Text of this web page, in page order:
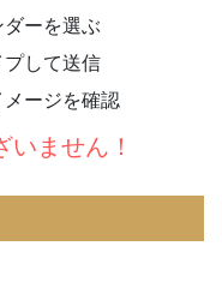
ーを選ぶ
して送信
ージを確認
ません！